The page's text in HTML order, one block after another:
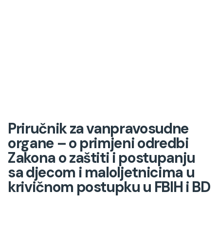
Priručnik za vanpravosudne
organe – o primjeni odredbi
Zakona o zaštiti i postupanju
sa djecom i maloljetnicima u
krivičnom postupku u FBIH i BD